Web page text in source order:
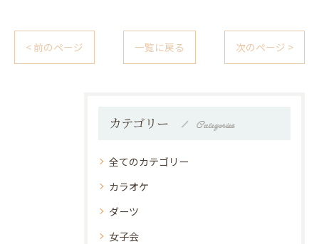
< 前のページ 一覧に戻る 次のページ >
カテゴリー Categories
全てのカテゴリー
カラオケ
ダーツ
女子会